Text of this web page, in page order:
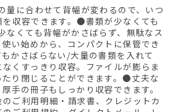
に合わせて背幅が変わるので、いつ
収容できます。●書類が少なくても
なくても背幅がかさばらず、無駄なス
い始めから、コンパクトに保管でき
かさばらない/大量の書類を入れて
くすっきり収容。ファイルが膨らま
り閉じることができます。●丈夫な
手の冊子もしっかり収容できます。
ご利用明細・請求書、クレジットカ